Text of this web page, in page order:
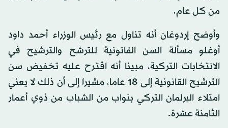
من كل عام.
وأوضح إردوغان أنه تناول مع رئيس الوزراء أحمد داود
أوغلو مسألة السن القانونية للترشح والترشيح في
الانتخابات التركية، مبينا أنه اقترح عليه تخفيض سن
الترشيح القانونية إلى 18 عاما، مشيرا إلى أن ذلك لا يعني
امتلاء البرلمان التركي بنواب من الشباب من ذوي أعمار
الثامنة عشرة.